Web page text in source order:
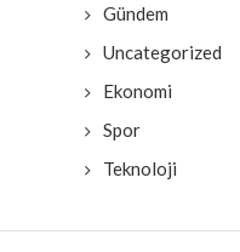
Gündem
Uncategorized
Ekonomi
Spor
Teknoloji